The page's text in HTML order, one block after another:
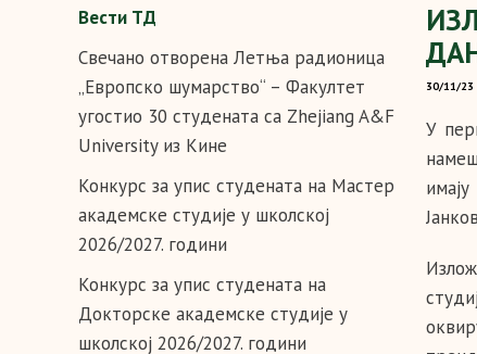
Вести ТД
Свечано отворена Летња радионица
„Европско шумарство“ – Факултет
угостио 30 студената са Zhejiang A&F
University из Кине
Конкурс за упис студената на Мастер
академске студије у школској
2026/2027. години
Конкурс за упис студената на
Докторске академске студије у
школској 2026/2027. години
30/11/23
У